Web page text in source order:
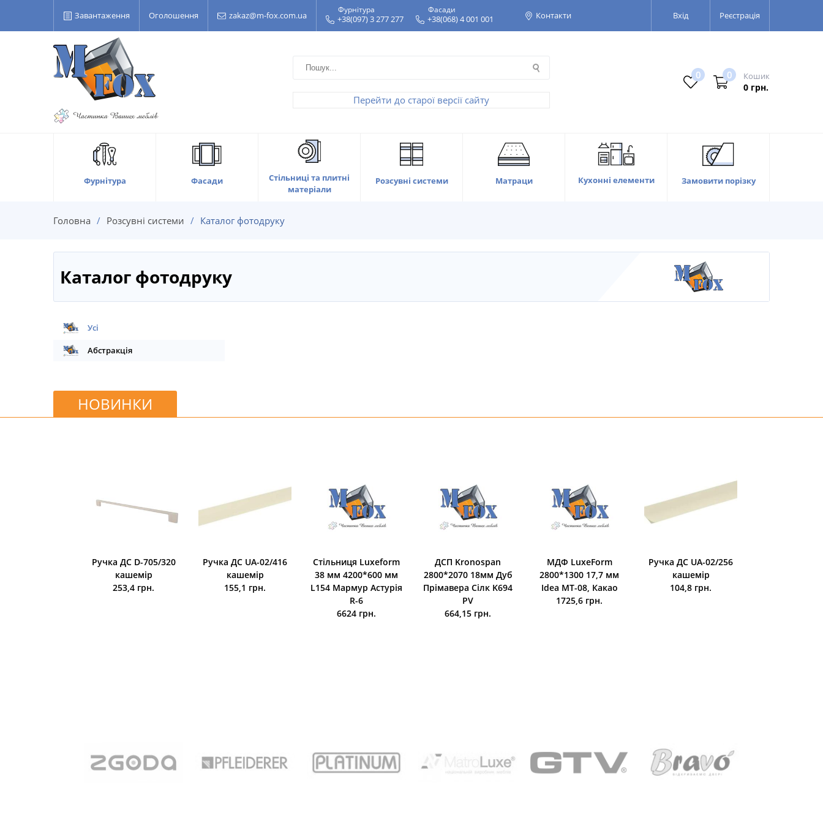
Завантаження Оголошення zakaz@m-fox.com.ua
Фурнітура
+38(097) 3 277 277
Фасади
+38(068) 4 001 001 Контакти Вхід Реєстрація
Перейти до старої версії сайту
0 0 Кошик
0 грн.
Фурнітура Фасади
Стільниці та плитні
матеріали
Розсувні системи Матраци Кухонні елементи Замовити порізку
Головна Розсувні системи Каталог фотодруку
Каталог фотодруку
Усі
Абстракція
НОВИНКИ
Ручка ДС D-705/320
кашемір
253,4 грн.
Ручка ДС UA-02/416
кашемір
155,1 грн.
Стільниця Luxeform
38 мм 4200*600 мм
L154 Мармур Астурія
R-6
6624 грн.
ДСП Kronospan
2800*2070 18мм Дуб
Прімавера Сілк K694
PV
664,15 грн.
МДФ LuxeForm
2800*1300 17,7 мм
Idea MT-08, Какао
1725,6 грн.
Ручка ДС UA-02/256
кашемір
104,8 грн.